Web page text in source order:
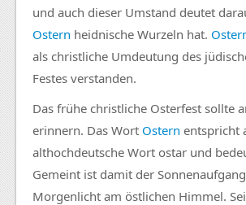
und auch dieser Umstand deutet
Ostern heidnische Wurzeln hat.
als christliche Umdeutung des
Festes verstanden.
Das frühe christliche Osterfest sollte
erinnern. Das Wort Ostern entspricht
althochdeutsche Wort ostar und
Gemeint ist damit der
Morgenlicht am östlichen Himmel.